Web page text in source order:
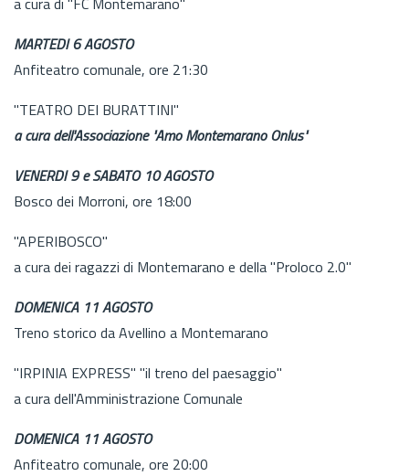
MARTEDI 6 AGOSTO
Anfiteatro comunale, ore 21:30
"TEATRO DEI BURATTINI"
a cura dell'Associazione "Amo Montemarano Onlus"
VENERDI 9 e SABATO 10 AGOSTO
Bosco dei Morroni, ore 18:00
"APERIBOSCO"
a cura dei ragazzi di Montemarano e della "Proloco 2.0"
DOMENICA 11 AGOSTO
Treno storico da Avellino a Montemarano
"IRPINIA EXPRESS" "il treno del paesaggio"
a cura dell'Amministrazione Comunale
DOMENICA 11 AGOSTO
Anfiteatro comunale, ore 20:00